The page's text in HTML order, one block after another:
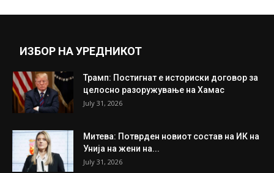
ИЗБОР НА УРЕДНИКОТ
Трамп: Постигнат е историски договор за
целосно разоружување на Хамас
July 31, 2026
Митева: Потврден новиот состав на ИК на
Унија на жени на...
July 31, 2026